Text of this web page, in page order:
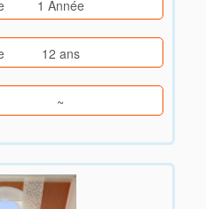
1 Année
12 ans
~